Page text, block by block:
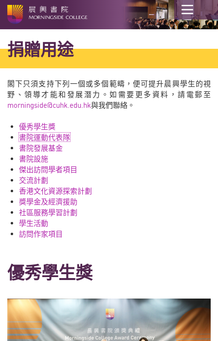
內捐贈用途
閣下只須支持下列一個或多個範疇，便可提升晨興學生的視
野、領導才能和發展潛力。如需要更多資料，請電郵至
morningside@cuhk.edu.hk與我們聯絡。
優秀學生獎
書院運動代表隊
書院發展基金
書院設施
傑出訪問學者項目
交流計劃
香港文化資源探索計劃
獎學金及經濟援助
社區服務學習計劃
學生活動
訪問作家項目
優秀學生獎